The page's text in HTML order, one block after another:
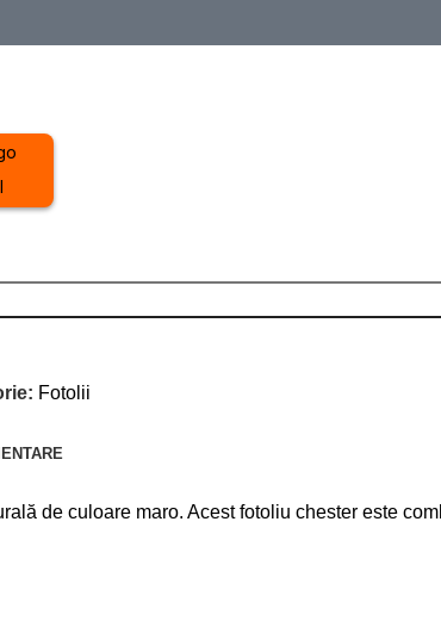
Fotolii
de culoare maro. Acest fotoliu chester este